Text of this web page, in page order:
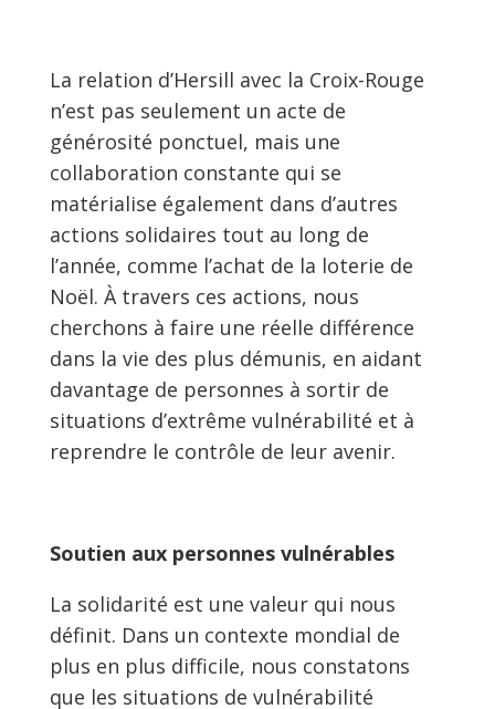
La relation d’Hersill avec la Croix-Rouge
n’est pas seulement un acte de
générosité ponctuel, mais une
collaboration constante qui se
matérialise également dans d’autres
actions solidaires tout au long de
l’année, comme l’achat de la loterie de
Noël. À travers ces actions, nous
cherchons à faire une réelle différence
dans la vie des plus démunis, en aidant
davantage de personnes à sortir de
situations d’extrême vulnérabilité et à
reprendre le contrôle de leur avenir.
Soutien aux personnes vulnérables
La solidarité est une valeur qui nous
définit. Dans un contexte mondial de
plus en plus difficile, nous constatons
que les situations de vulnérabilité